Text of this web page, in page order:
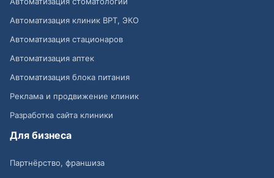
Автоматизация клиник ВРТ, ЭКО
Автоматизация стационаров
Автоматизация аптек
Автоматизация блока питания
Реклама и продвижение клиник
Разработка сайта клиники
Для бизнеса
Партнёрство, франшиза